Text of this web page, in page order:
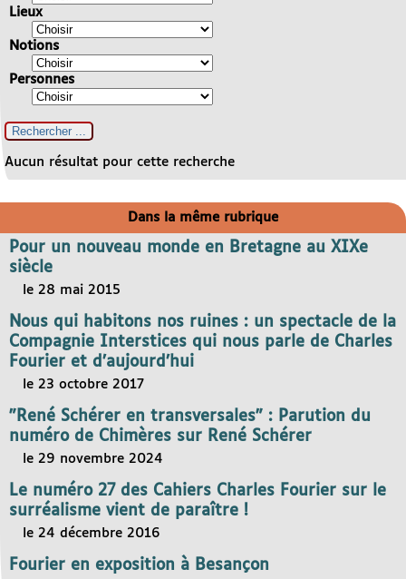
Lieux
Notions
Personnes
Aucun résultat pour cette recherche
Dans la même rubrique
Pour un nouveau monde en Bretagne au XIXe
siècle
le 28 mai 2015
Nous qui habitons nos ruines : un spectacle de la
Compagnie Interstices qui nous parle de Charles
Fourier et d’aujourd’hui
le 23 octobre 2017
"René Schérer en transversales" : Parution du
numéro de Chimères sur René Schérer
le 29 novembre 2024
Le numéro 27 des Cahiers Charles Fourier sur le
surréalisme vient de paraître !
le 24 décembre 2016
Fourier en exposition à Besançon